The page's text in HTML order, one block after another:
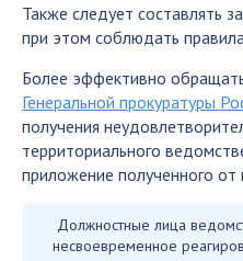
Также следует составлять
при этом соблюдать
Более эффективно
Генеральной прокуратуры
получения
территориального
приложение полученного от
Должностные лица
несвоевременное